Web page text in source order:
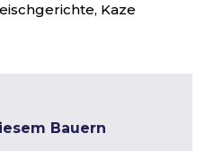
Kaze
Bauern